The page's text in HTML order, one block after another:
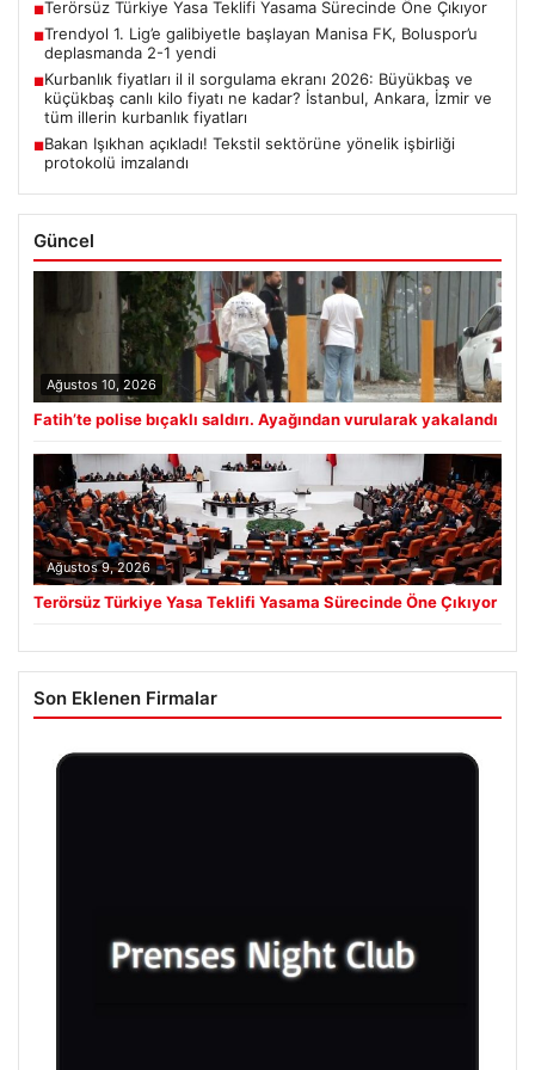
■Terörsüz Türkiye Yasa Teklifi Yasama Sürecinde Öne Çıkıyor
■Trendyol 1. Lig’e galibiyetle başlayan Manisa FK, Boluspor’u
deplasmanda 2-1 yendi
■Kurbanlık fiyatları il il sorgulama ekranı 2026: Büyükbaş ve
küçükbaş canlı kilo fiyatı ne kadar? İstanbul, Ankara, İzmir ve
tüm illerin kurbanlık fiyatları
■Bakan Işıkhan açıkladı! Tekstil sektörüne yönelik işbirliği
protokolü imzalandı
Güncel
Ağustos 10, 2026
Fatih’te polise bıçaklı saldırı. Ayağından vurularak yakalandı
Ağustos 9, 2026
Terörsüz Türkiye Yasa Teklifi Yasama Sürecinde Öne Çıkıyor
Son Eklenen Firmalar